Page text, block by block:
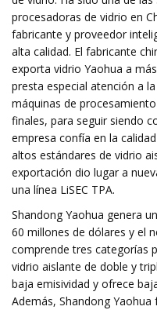
procesadoras de vidrio en
fabricante y proveedor
alta calidad. El fabricante
exporta vidrio Yaohua a
presta especial atención a
máquinas de
finales, para seguir siendo
empresa confía en la
altos estándares de vidrio
exportación dio lugar a
una línea LiSEC TPA.
Shandong Yaohua genera
60 millones de dólares y el
comprende tres categorías
vidrio aislante de doble y
baja emisividad y ofrece
Además, Shandong